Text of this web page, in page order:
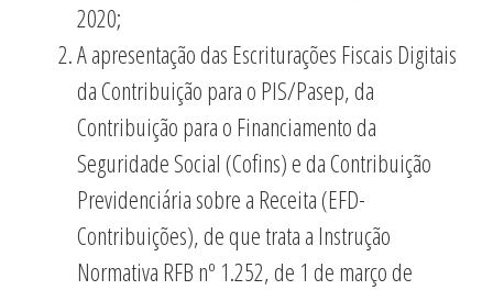
2020;
A apresentação das Escriturações Fiscais Digitais
da Contribuição para o PIS/Pasep, da
Contribuição para o Financiamento da
Seguridade Social (Cofins) e da Contribuição
Previdenciária sobre a Receita (EFD-
Contribuições), de que trata a Instrução
Normativa RFB nº 1.252, de 1 de março de